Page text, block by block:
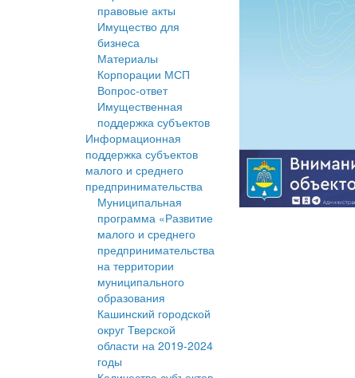
правовые акты
Имущество для
бизнеса
Материалы
Корпорации МСП
Вопрос-ответ
Имущественная
поддержка субъектов
Информационная
поддержка субъектов
малого и среднего
предпринимательства
Муниципальная
программа «Развитие
малого и среднего
предпринимательства
на территории
муниципального
образования
Кашинский городской
округ Тверской
области на 2019-2024
годы